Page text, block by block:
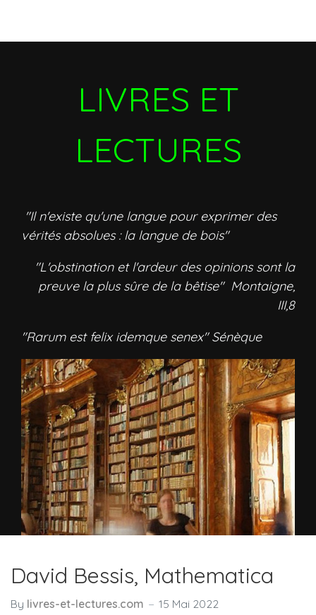
LIVRES ET
LECTURES
"Il n'existe qu'une langue pour exprimer des
vérités absolues : la langue de bois"
"L'obstination et l'ardeur des opinions sont la
preuve la plus sûre de la bêtise" Montaigne,
III,8
"Rarum est felix idemque senex" Sénèque
David Bessis, Mathematica
By livres-et-lectures.com 15 Mai 2022